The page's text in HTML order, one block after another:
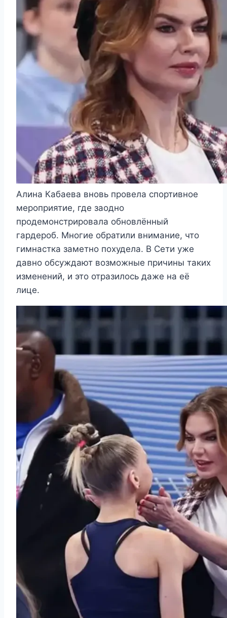
Алина Кабаева вновь провела спортивное
мероприятие, где заодно
продемонстрировала обновлённый
гардероб. Многие обратили внимание, что
гимнастка заметно похудела. В Сети уже
давно обсуждают возможные причины таких
изменений, и это отразилось даже на её
лице.